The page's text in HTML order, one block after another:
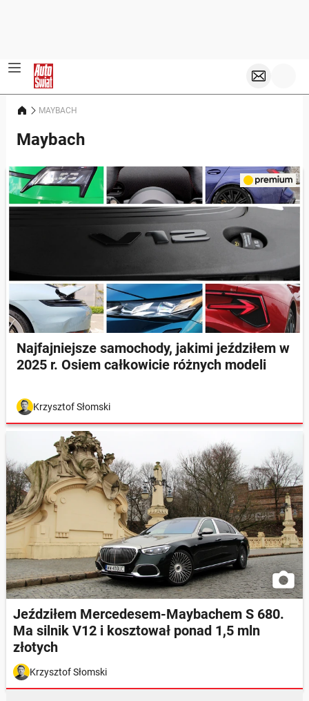
MAYBACH
Maybach
Najfajniejsze samochody, jakimi jeździłem w
2025 r. Osiem całkowicie różnych modeli
Krzysztof Słomski
Jeździłem Mercedesem-Maybachem S 680.
Ma silnik V12 i kosztował ponad 1,5 mln
złotych
Krzysztof Słomski